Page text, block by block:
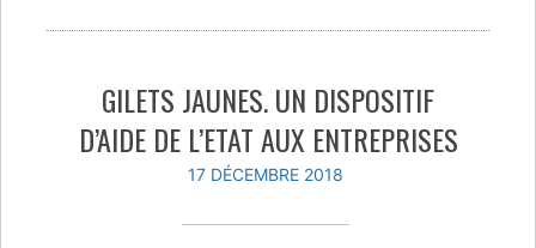
GILETS JAUNES. UN DISPOSITIF
D’AIDE DE L’ETAT AUX ENTREPRISES
17 DÉCEMBRE 2018